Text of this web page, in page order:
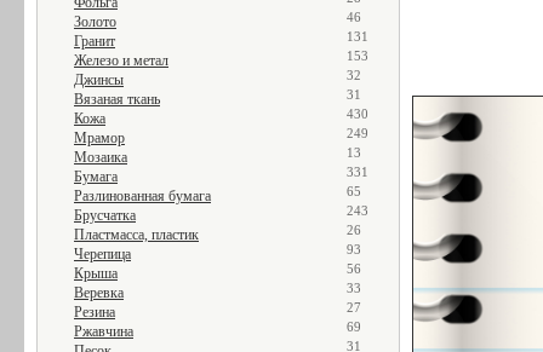
Золото 46
Гранит 131
Железо и метал 153
Джинсы 32
Вязаная ткань 31
Кожа 430
Мрамор 249
Мозаика 13
Бумага 331
Разлинованная бумага 65
Брусчатка 243
Пластмасса, пластик 26
Черепица 93
Крыша 56
Веревка 33
Резина 27
Ржавчина 69
31